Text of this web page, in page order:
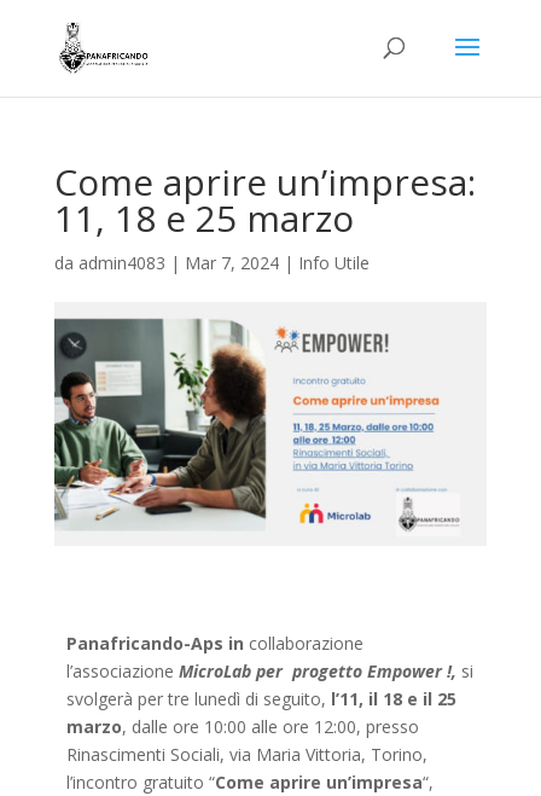
Come aprire un’impresa:
11, 18 e 25 marzo
da admin4083 | Mar 7, 2024| Info Utile
Panafricando-Aps in collaborazione
l’associazione MicroLab per progetto Empower !, si
svolgerà per tre lunedì di seguito, l’11, il 18 e il 25
marzo, dalle ore 10:00 alle ore 12:00, presso
Rinascimenti Sociali, via Maria Vittoria, Torino,
l’incontro gratuito “Come aprire un’impresa“,